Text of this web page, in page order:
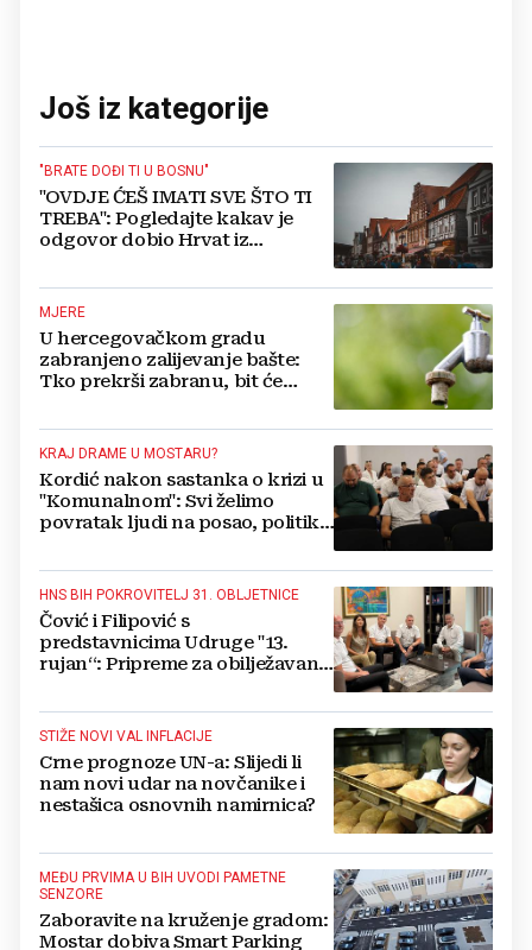
Još iz kategorije
"BRATE DOĐI TI U BOSNU"
"OVDJE ĆEŠ IMATI SVE ŠTO TI
TREBA": Pogledajte kakav je
odgovor dobio Hrvat iz
MJERE
U hercegovačkom gradu
zabranjeno zalijevanje bašte:
Tko prekrši zabranu, bit će
kažnjen
KRAJ DRAME U MOSTARU?
Kordić nakon sastanka o krizi u
"Komunalnom": Svi želimo
povratak ljudi na posao, politika
HNS BIH POKROVITELJ 31. OBLJETNICE
Čović i Filipović s
predstavnicima Udruge "13.
rujan“: Pripreme za obilježavanje
Jajca
STIŽE NOVI VAL INFLACIJE
Crne prognoze UN-a: Slijedi li
nam novi udar na novčanike i
nestašica osnovnih namirnica?
MEĐU PRVIMA U BIH UVODI PAMETNE
SENZORE
Zaboravite na kruženje gradom:
Mostar dobiva Smart Parking